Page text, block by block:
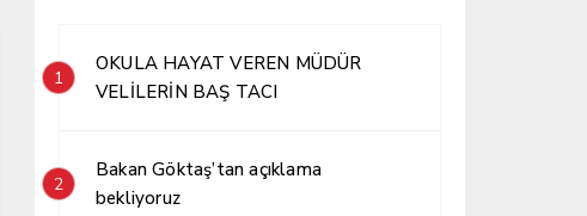
1
OKULA HAYAT VEREN MÜDÜR
VELİLERİN BAŞ TACI
2
Bakan Göktaş’tan açıklama
bekliyoruz